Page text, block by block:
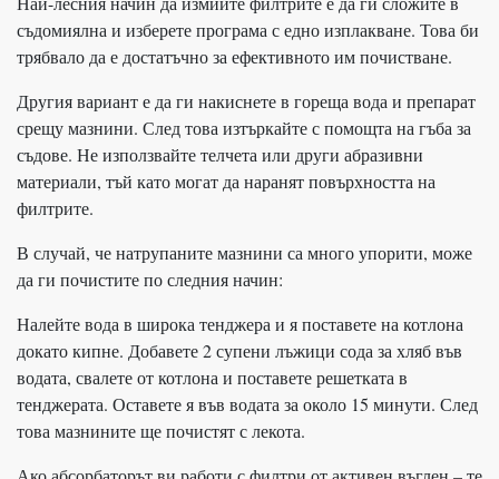
съдомиялна и изберете програма с едно изплакване. Това би
трябвало да е достатъчно за ефективното им почистване.
Другия вариант е да ги накиснете в гореща вода и препарат
срещу мазнини. След това изтъркайте с помощта на гъба за
съдове. Не използвайте телчета или други абразивни
материали, тъй като могат да наранят повърхността на
филтрите.
В случай, че натрупаните мазнини са много упорити, може
да ги почистите по следния начин:
Налейте вода в широка тенджера и я поставете на котлона
докато кипне. Добавете 2 супени лъжици сода за хляб във
водата, свалете от котлона и поставете решетката в
тенджерата. Оставете я във водата за около 15 минути. След
това мазнините ще почистят с лекота.